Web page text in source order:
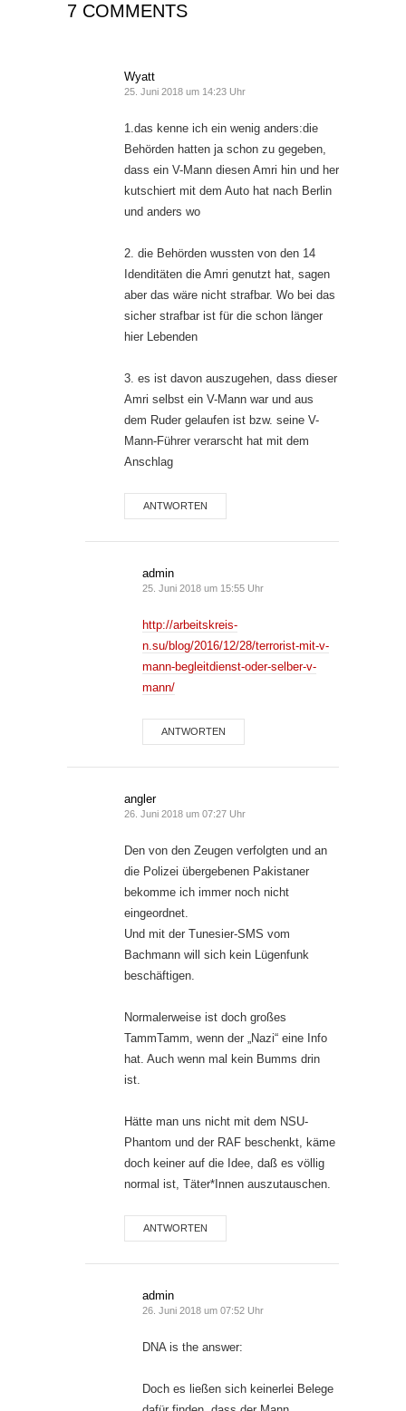
7 COMMENTS
Wyatt
25. Juni 2018 um 14:23 Uhr
1.das kenne ich ein wenig anders:die
Behörden hatten ja schon zu gegeben,
dass ein V-Mann diesen Amri hin und her
kutschiert mit dem Auto hat nach Berlin
und anders wo
2. die Behörden wussten von den 14
Idenditäten die Amri genutzt hat, sagen
aber das wäre nicht strafbar. Wo bei das
sicher strafbar ist für die schon länger
hier Lebenden
3. es ist davon auszugehen, dass dieser
Amri selbst ein V-Mann war und aus
dem Ruder gelaufen ist bzw. seine V-
Mann-Führer verarscht hat mit dem
Anschlag
ANTWORTEN
admin
25. Juni 2018 um 15:55 Uhr
http://arbeitskreis-
n.su/blog/2016/12/28/terrorist-mit-v-
mann-begleitdienst-oder-selber-v-
mann/
ANTWORTEN
angler
26. Juni 2018 um 07:27 Uhr
Den von den Zeugen verfolgten und an
die Polizei übergebenen Pakistaner
bekomme ich immer noch nicht
eingeordnet.
Und mit der Tunesier-SMS vom
Bachmann will sich kein Lügenfunk
beschäftigen.
Normalerweise ist doch großes
TammTamm, wenn der „Nazi“ eine Info
hat. Auch wenn mal kein Bumms drin
ist.
Hätte man uns nicht mit dem NSU-
Phantom und der RAF beschenkt, käme
doch keiner auf die Idee, daß es völlig
normal ist, Täter*Innen auszutauschen.
ANTWORTEN
admin
26. Juni 2018 um 07:52 Uhr
DNA is the answer:
Doch es ließen sich keinerlei Belege